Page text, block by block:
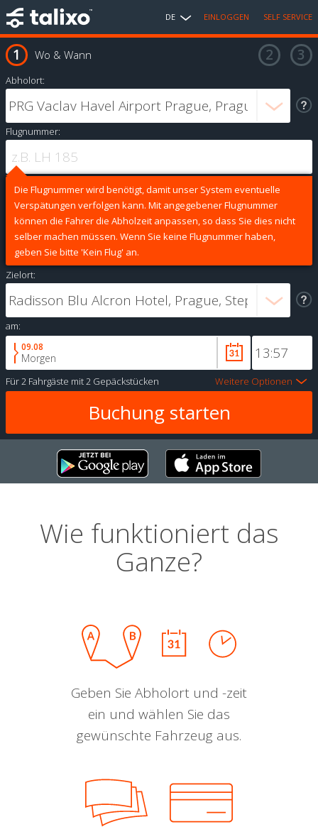
DE EINLOGGEN SELF SERVICE
Wo & Wann
Abholort:
Flugnummer:
Die Flugnummer wird benötigt, damit unser System eventuelle
Verspätungen verfolgen kann. Mit angegebener Flugnummer
können die Fahrer die Abholzeit anpassen, so dass Sie dies nicht
selber machen müssen. Wenn Sie keine Flugnummer haben,
geben Sie bitte 'Kein Flug' an.
Zielort:
am:
09.08
Morgen
Für2 Fahrgäste mit2 Gepäckstücken Weitere Optionen
Wie funktioniert das
Ganze?
Geben Sie Abholort und -zeit
ein und wählen Sie das
gewünschte Fahrzeug aus.